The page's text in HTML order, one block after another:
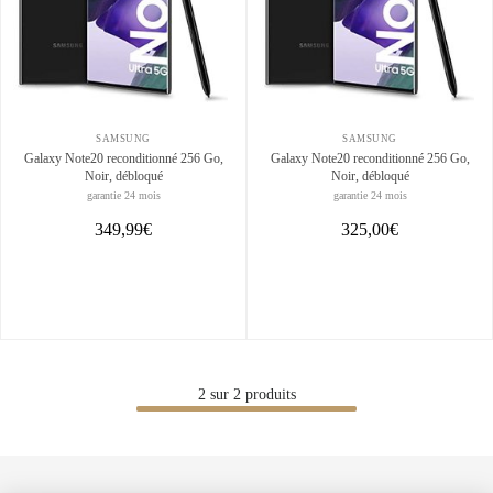
SAMSUNG
Galaxy Note20 reconditionné 256 Go,
Noir, débloqué
garantie 24 mois
349,99€
SAMSUNG
Galaxy Note20 reconditionné 256 Go,
Noir, débloqué
garantie 24 mois
325,00€
2sur 2produits